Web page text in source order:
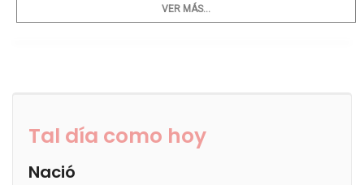
VER MÁS...
Tal día como hoy
Nació